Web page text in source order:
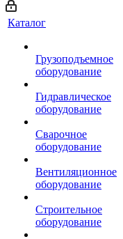
Каталог
Грузоподъемное
оборудование
Гидравлическое
оборудование
Сварочное
оборудование
Вентиляционное
оборудование
Строительное
оборудование